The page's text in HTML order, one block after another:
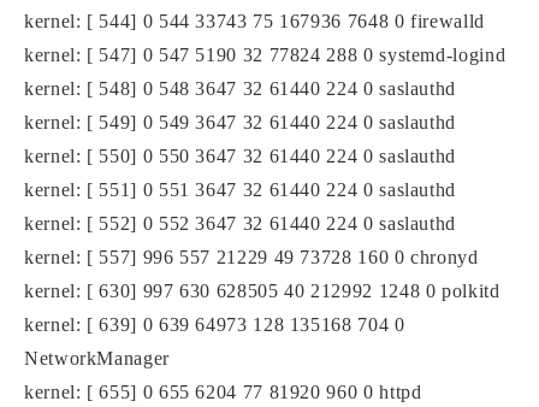
kernel: [ 544] 0 544 33743 75 167936 7648 0 firewalld
kernel: [ 547] 0 547 5190 32 77824 288 0 systemd-logind
kernel: [ 548] 0 548 3647 32 61440 224 0 saslauthd
kernel: [ 549] 0 549 3647 32 61440 224 0 saslauthd
kernel: [ 550] 0 550 3647 32 61440 224 0 saslauthd
kernel: [ 551] 0 551 3647 32 61440 224 0 saslauthd
kernel: [ 552] 0 552 3647 32 61440 224 0 saslauthd
kernel: [ 557] 996 557 21229 49 73728 160 0 chronyd
kernel: [ 630] 997 630 628505 40 212992 1248 0 polkitd
kernel: [ 639] 0 639 64973 128 135168 704 0
NetworkManager
kernel: [ 655] 0 655 6204 77 81920 960 0 httpd